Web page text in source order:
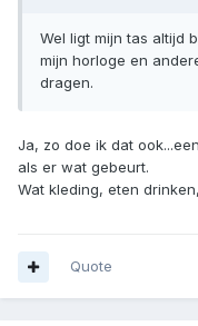
Wel ligt mijn tas altijd
mijn horloge en
dragen.
Ja, zo doe ik dat
als er wat gebeurt.
Wat kleding, eten
Quote